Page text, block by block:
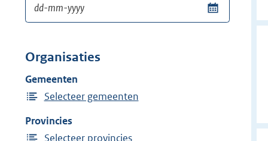
Organisaties
Gemeenten
Selecteer gemeenten
Provincies
Selecteer provincies